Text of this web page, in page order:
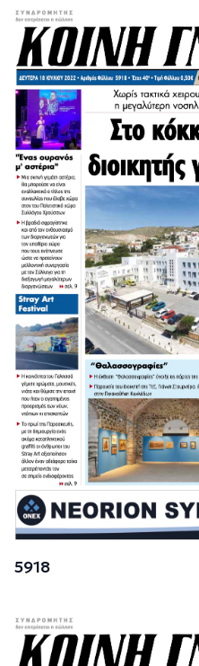
5918